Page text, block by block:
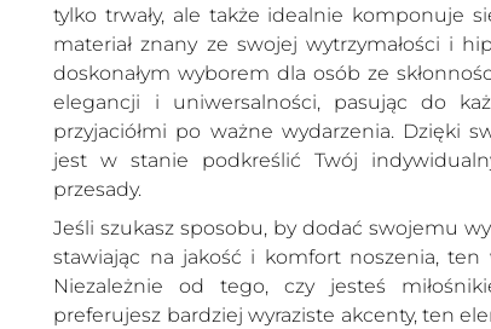
tylko trwały, ale także idealnie komponuje
materiał znany ze swojej wytrzymałości i
doskonałym wyborem dla osób ze
elegancji i uniwersalności, pasując do
przyjaciółmi po ważne wydarzenia. Dzięki
jest w stanie podkreślić Twój
przesady.
Jeśli szukasz sposobu, by dodać swojemu
stawiając na jakość i komfort noszenia, ten
Niezależnie od tego, czy jesteś
preferujesz bardziej wyraziste akcenty, ten